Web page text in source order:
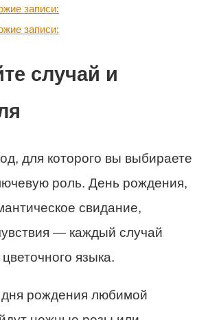
записи:
записи:
случай и
для которого вы выбираете
роль. День рождения,
свидание,
— каждый случай
языка.
рождения любимой